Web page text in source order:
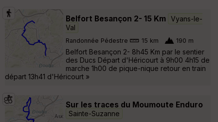
Belfort Besançon 2- 15 Km
Vyans-le-
Val
Randonnée Pédestre 15 km 190 m
Belfort Besançon 2- 8h45 Km par le sentier
des Ducs Départ d'Héricourt à 9h00 4h15 de
marche 1h00 de pique-nique retour en train
départ 13h41 d'Héricourt »
Sur les traces du Moumoute Enduro
Sainte-Suzanne